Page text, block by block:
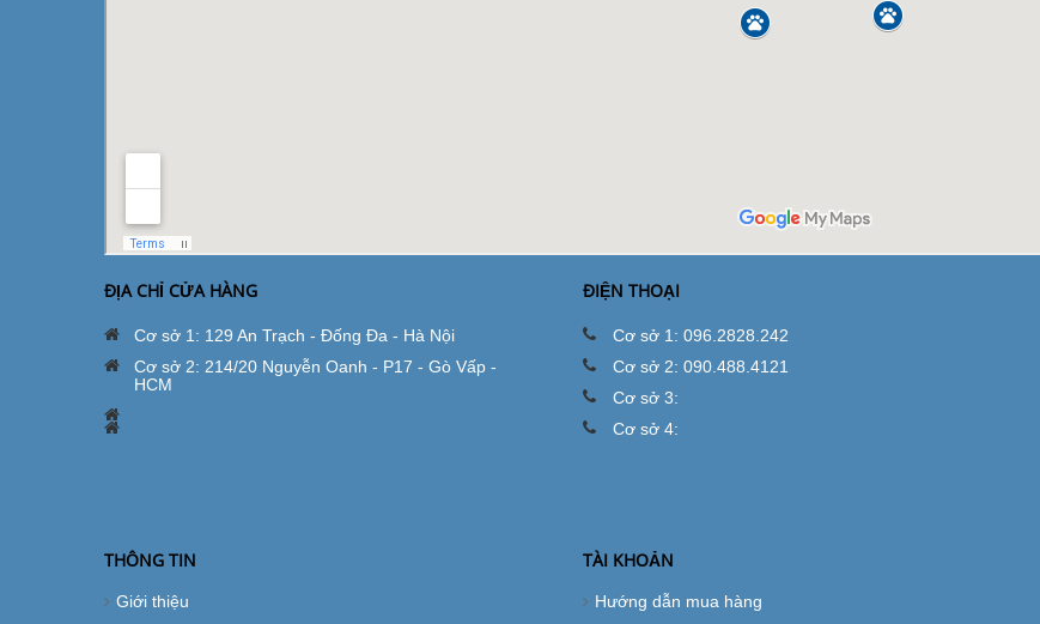
ĐỊA CHỈ CỬA HÀNG
Cơ sở 1: 129 An Trạch - Đống Đa - Hà Nội
Cơ sở 2: 214/20 Nguyễn Oanh - P17 - Gò Vấp -
HCM
ĐIỆN THOẠI
Cơ sở 1: 096.2828.242
Cơ sở 2: 090.488.4121
Cơ sở 3:
Cơ sở 4:
THÔNG TIN
Giới thiệu
TÀI KHOẢN
Hướng dẫn mua hàng